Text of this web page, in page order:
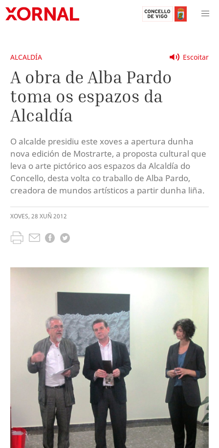
Escoitar
ALCALDÍA
A obra de Alba Pardo
toma os espazos da
Alcaldía
O alcalde presidiu este xoves a apertura dunha
nova edición de Mostrarte, a proposta cultural que
leva o arte pictórico aos espazos da Alcaldía do
Concello, desta volta co traballo de Alba Pardo,
creadora de mundos artísticos a partir dunha liña.
XOVES, 28 XUÑ 2012